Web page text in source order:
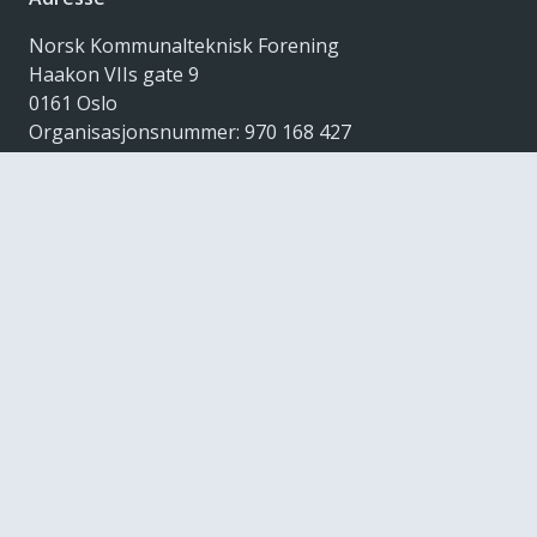
Norsk Kommunalteknisk Forening
Haakon VIIs gate 9
0161 Oslo
Organisasjonsnummer: 970 168 427